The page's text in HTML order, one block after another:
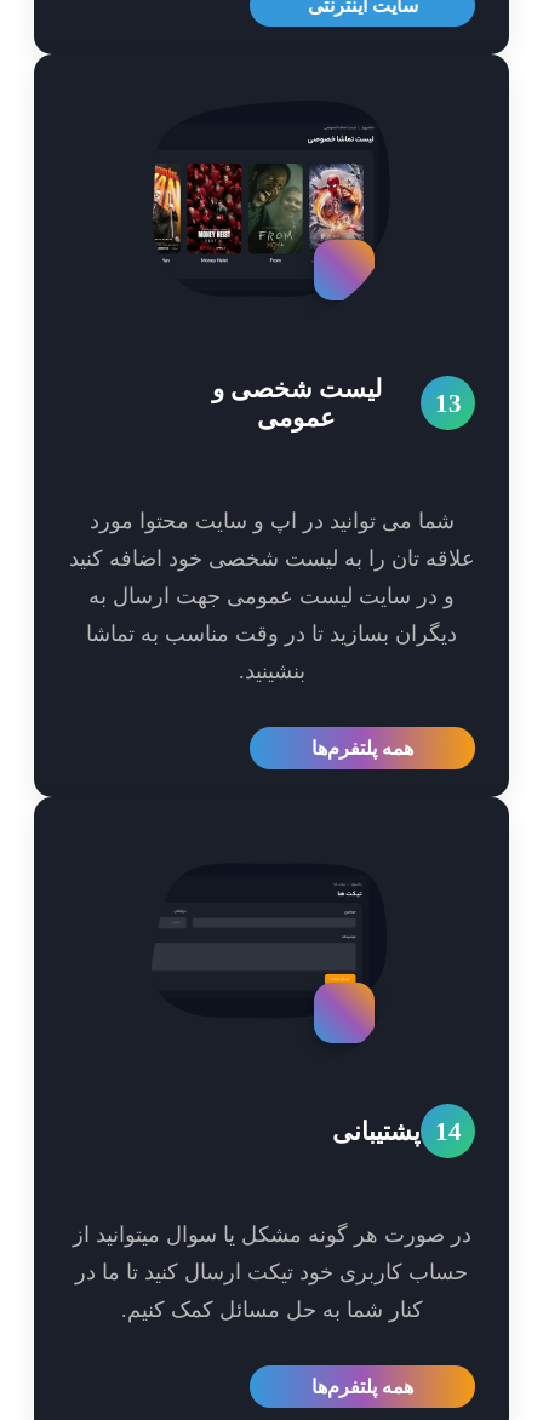
سایت اینترنتی
لیست شخصی و
عمومی
شما می توانید در اپ و سایت محتوا مورد
تان را به لیست شخصی خود اضافه کنید
و در سایت لیست عمومی جهت ارسال به
دیگران بسازید تا در وقت مناسب به تماشا
همه پلتفرم‌ها
پشتیبانی
صورت هر گونه مشکل یا سوال میتوانید از
کاربری خود تیکت ارسال کنید تا ما در
کنار شما به حل مسائل کمک کنیم.
همه پلتفرم‌ها